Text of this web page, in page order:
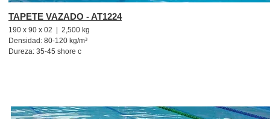
TAPETE VAZADO - AT1224
190 x 90 x 02 | 2,500 kg
Densidad: 80-120 kg/m³
Dureza: 35-45 shore c